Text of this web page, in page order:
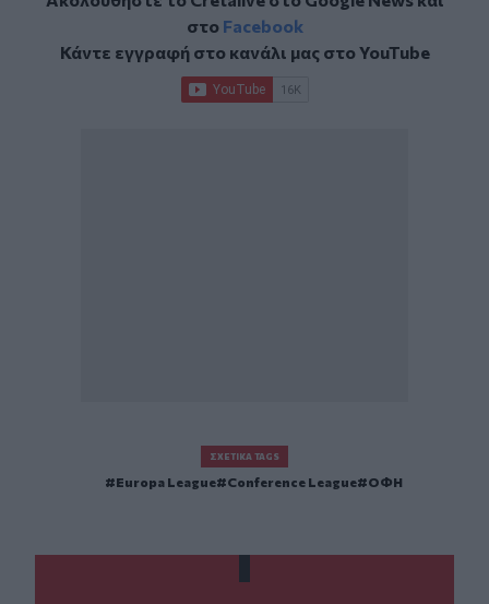
στο Facebook
Κάντε εγγραφή στο κανάλι μας στοYouTube
ΣΧΕΤΙΚΆ TAGS
Europa League Conference League ΟΦΗ